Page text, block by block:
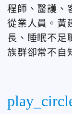
程師、醫護、
從業人員。黃
長、睡眠不足
族群卻常不自